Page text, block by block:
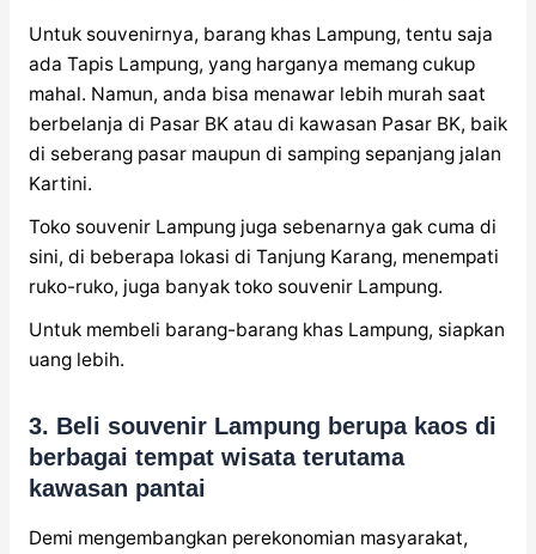
Untuk souvenirnya, barang khas Lampung, tentu saja
ada Tapis Lampung, yang harganya memang cukup
mahal. Namun, anda bisa menawar lebih murah saat
berbelanja di Pasar BK atau di kawasan Pasar BK, baik
di seberang pasar maupun di samping sepanjang jalan
Kartini.
Toko souvenir Lampung juga sebenarnya gak cuma di
sini, di beberapa lokasi di Tanjung Karang, menempati
ruko-ruko, juga banyak toko souvenir Lampung.
Untuk membeli barang-barang khas Lampung, siapkan
uang lebih.
3. Beli souvenir Lampung berupa kaos di
berbagai tempat wisata terutama
kawasan pantai
Demi mengembangkan perekonomian masyarakat,